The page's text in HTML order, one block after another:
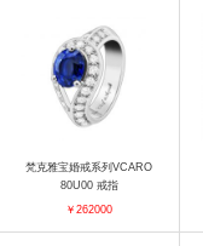
梵克雅宝婚戒系列VCARO
80U00 戒指
￥262000